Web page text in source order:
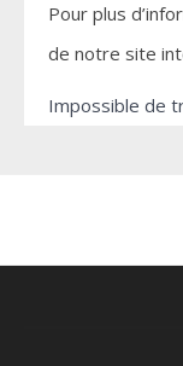
Pour plus
de notre site
Impossible de